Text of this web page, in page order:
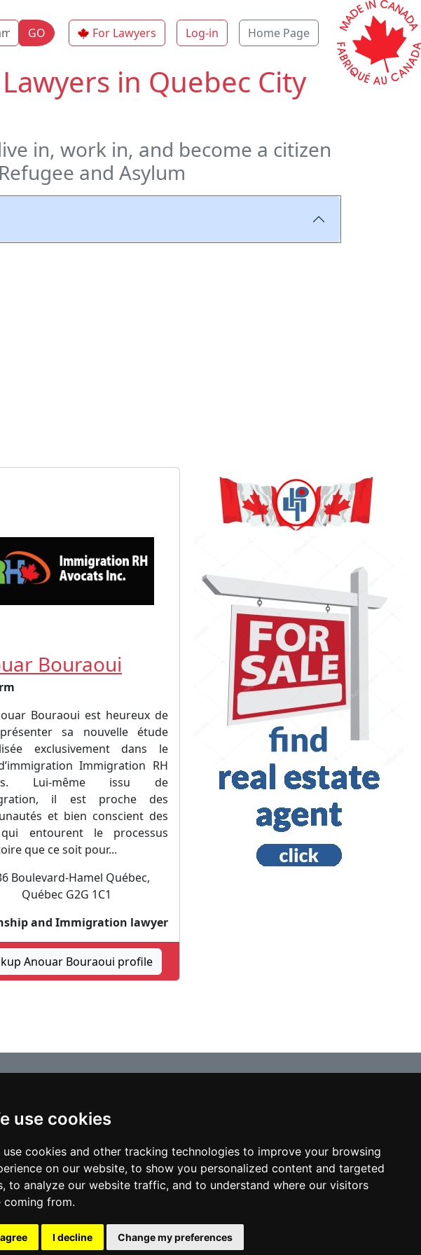
use cookies
use cookies and other tracking technologies to improve your browsing
on our website, to show you personalized content and targeted
to analyze our website traffic, and to understand where our visitors
coming from.
I decline Change my preferences
GO For Lawyers Log-in Home Page
in Quebec City
in, work in, and become a citizen
and Asylum
Bouraoui
Bouraoui est heureux de
sa nouvelle étude
exclusivement dans le
Immigration RH
Lui-même issu de
il est proche des
et bien conscient des
entourent le processus
que ce soit pour...
Boulevard-Hamel Québec,
Québec G2G 1C1
and Immigration lawyer
Anouar Bouraoui profile
Articles Home
USA Lawyers